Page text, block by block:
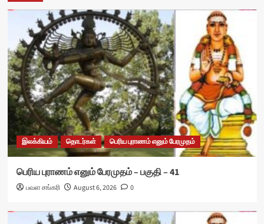
இலக்கியம் தொடர்கள் பெரிய புராணம் எனும் பேரமுதம்
பெரிய புராணம் எனும் பேரமுதம் – பகுதி – 41
பவள சங்கரி August 6, 2026 0